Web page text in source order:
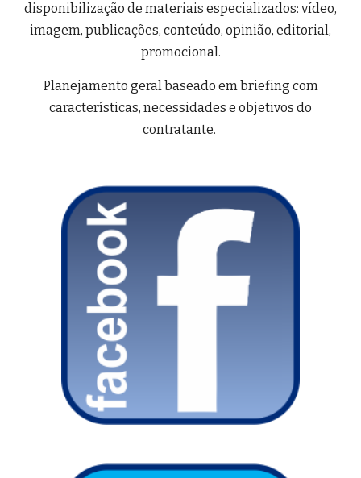
disponibilização de materiais especializados: vídeo,
imagem, publicações, conteúdo, opinião, editorial,
promocional.
Planejamento geral baseado em briefing com
características, necessidades e objetivos do
contratante.